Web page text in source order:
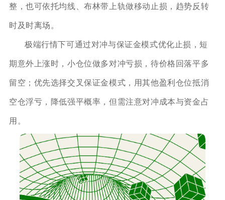
整，也可依托均线、布林带上轨做移动止损，趋势反转
时及时离场。
极端行情下可通过对冲与保证金模式优化止损，短
期意外上涨时，小仓位做多对冲亏损，待价格回落平多
留空；优先选择交叉保证金模式，用其他盈利仓位抵消
空仓浮亏，降低强平概率，但需注意对冲成本与资金占
用。